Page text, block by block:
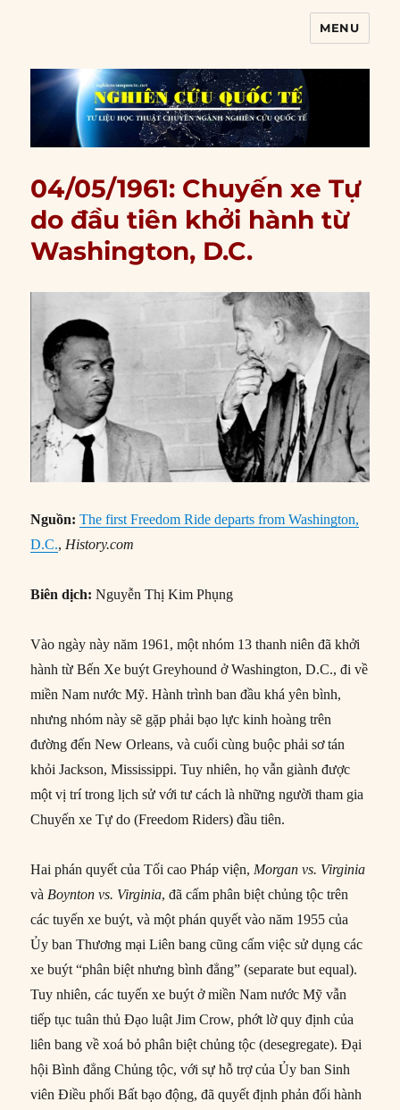
MENU
04/05/1961: Chuyến xe Tự
do đầu tiên khởi hành từ
Washington, D.C.
Nguồn: The first Freedom Ride departs from Washington,
D.C., History.com
Biên dịch:Nguyễn Thị Kim Phụng
Vào ngày này năm 1961, một nhóm 13 thanh niên đã khởi
hành từ Bến Xe buýt Greyhound ở Washington, D.C., đi về
miền Nam nước Mỹ. Hành trình ban đầu khá yên bình,
nhưng nhóm này sẽ gặp phải bạo lực kinh hoàng trên
đường đến New Orleans, và cuối cùng buộc phải sơ tán
khỏi Jackson, Mississippi. Tuy nhiên, họ vẫn giành được
một vị trí trong lịch sử với tư cách là những người tham gia
Chuyến xe Tự do (Freedom Riders) đầu tiên.
Hai phán quyết của Tối cao Pháp viện, Morgan vs. Virginia
và Boynton vs. Virginia, đã cấm phân biệt chủng tộc trên
các tuyến xe buýt, và một phán quyết vào năm 1955 của
Ủy ban Thương mại Liên bang cũng cấm việc sử dụng các
xe buýt “phân biệt nhưng bình đẳng” (separate but equal).
Tuy nhiên, các tuyến xe buýt ở miền Nam nước Mỹ vẫn
tiếp tục tuân thủ Đạo luật Jim Crow, phớt lờ quy định của
liên bang về xoá bỏ phân biệt chủng tộc (desegregate). Đại
hội Bình đẳng Chủng tộc, với sự hỗ trợ của Ủy ban Sinh
viên Điều phối Bất bạo động, đã quyết định phản đối hành